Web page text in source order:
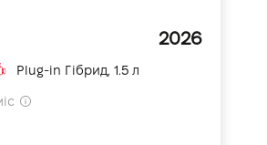
2026
Plug-in Гібрид, 1.5 л